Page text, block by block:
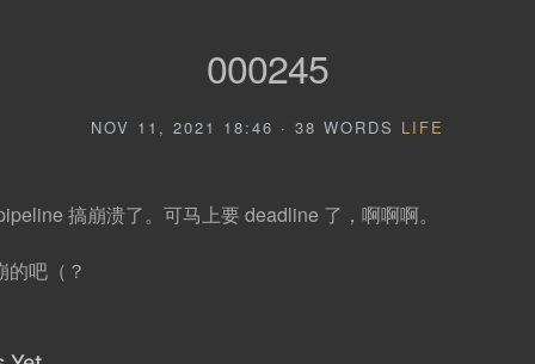
000245
NOV 11, 2021 18:46 · 38 WORDS LIFE
搞崩溃了。可马上要 deadline 了，啊啊啊。
的吧（？